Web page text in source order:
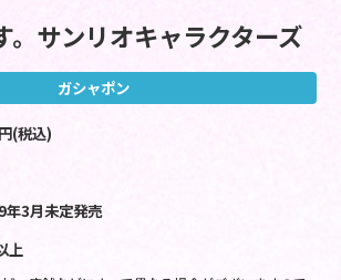
。サンリオキャラクターズ
ガシャポン
(税込)
年3月未定発売
上